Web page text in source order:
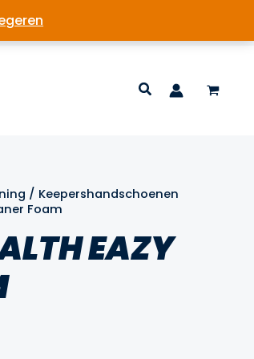
/ Keepershandschoenen
Foam
EAZY